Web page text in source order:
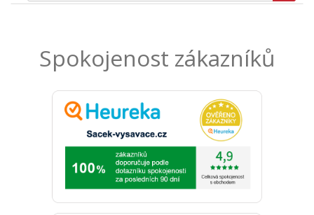
Spokojenost zákazníků